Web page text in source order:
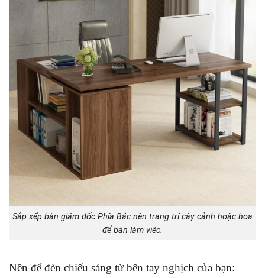
Sắp xếp bàn giám đốc Phía Bắc nên trang trí cây cảnh hoặc hoa
để bàn làm việc.
Nên để đèn chiếu sáng từ bên tay nghịch của bạn: